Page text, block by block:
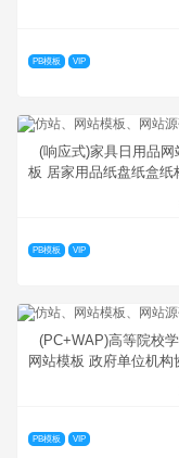
PB模板 VIP
(响应式)家具日用品
板 居家用品纸盘纸盒
品生产厂家网站源码下
PB模板 VIP
(PC+WAP)高等院校学院
网站模板 政府单位机
PB模板 VIP